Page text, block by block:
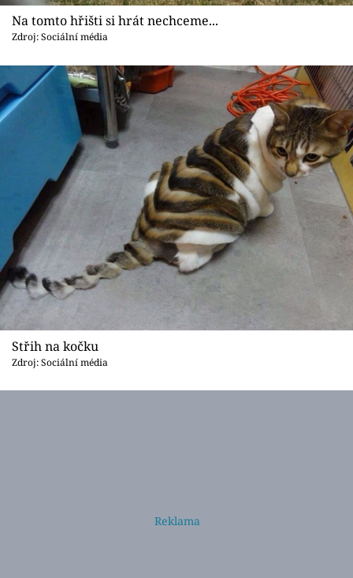
Na tomto hřišti si hrát nechceme...
Zdroj: Sociální média
Střih na kočku
Zdroj: Sociální média